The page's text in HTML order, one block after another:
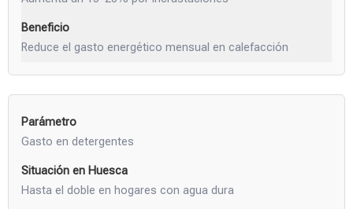
Reduce el gasto energético mensual en calefacción
Gasto en detergentes
Hasta el doble en hogares con agua dura